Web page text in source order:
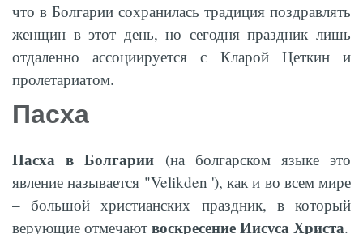
что в Болгарии сохранилась традиция поздравлять
женщин в этот день, но сегодня праздник лишь
отдаленно ассоциируется с Кларой Цеткин и
пролетариатом.
Пасха
Пасха в Болгарии (на болгарском языке это
явление называется "Velikden '), как и во всем мире
– большой христианских праздник, в который
верующие отмечают воскресение Иисуса Христа.